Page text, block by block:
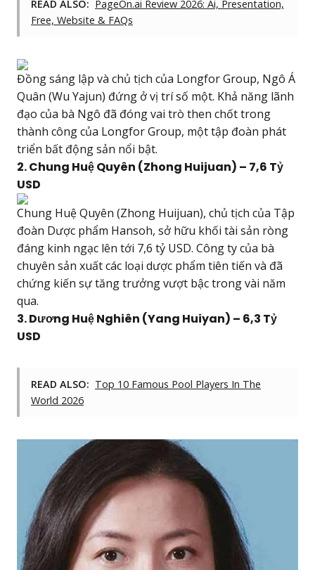
READ ALSO: PageOn.ai Review 2026: Ai, Presentation,
Free, Website & FAQs
Đồng sáng lập và chủ tịch của Longfor Group, Ngô Á
Quân (Wu Yajun) đứng ở vị trí số một. Khả năng lãnh
đạo của bà Ngô đã đóng vai trò then chốt trong
thành công của Longfor Group, một tập đoàn phát
triển bất động sản nổi bật.
2. Chung Huệ Quyên (Zhong Huijuan) – 7,6 Tỷ
USD
Chung Huệ Quyên (Zhong Huijuan), chủ tịch của Tập
đoàn Dược phẩm Hansoh, sở hữu khối tài sản ròng
đáng kinh ngạc lên tới 7,6 tỷ USD. Công ty của bà
chuyên sản xuất các loại dược phẩm tiên tiến và đã
chứng kiến sự tăng trưởng vượt bậc trong vài năm
qua.
3. Dương Huệ Nghiên (Yang Huiyan) – 6,3 Tỷ
USD
READ ALSO: Top 10 Famous Pool Players In The
World 2026